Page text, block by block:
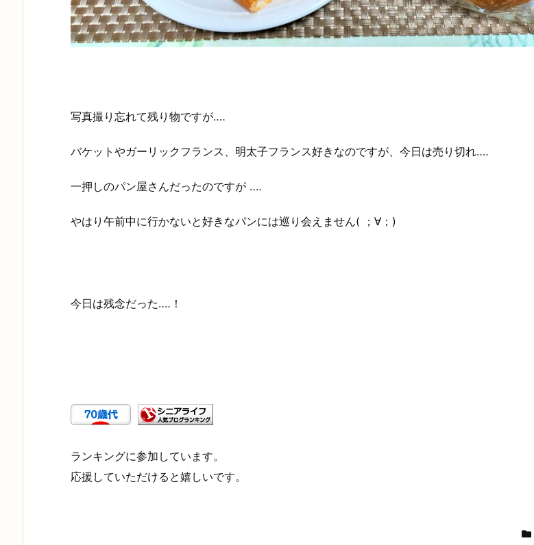
写真撮り忘れて残り物ですが‥‥
バケットやガーリックフランス、明太子フランス好きなのですが、今日は売り切れ‥‥
一押しのパン屋さんだったのですが ‥‥
やはり午前中に行かないと好きなパンには巡り会えません( ；∀；)
今日は残念だった‥‥！
ランキングに参加しています。
応援していただけると嬉しいです。